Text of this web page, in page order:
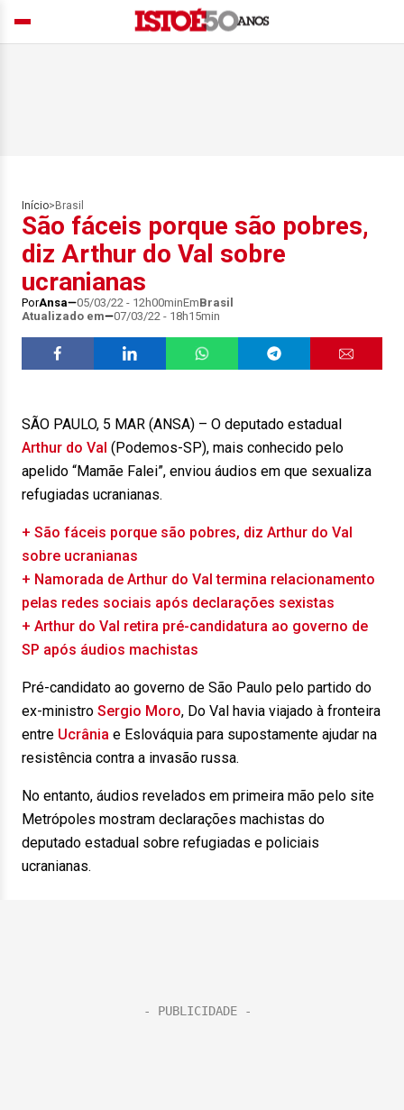
Início> Brasil
São fáceis porque são pobres,
diz Arthur do Val sobre
ucranianas
PorAnsa 05/03/22 - 12h00minEmBrasil
Atualizado em
07/03/22 - 18h15min
SÃO PAULO, 5 MAR (ANSA) – O deputado estadual
Arthur do Val (Podemos-SP), mais conhecido pelo
apelido “Mamãe Falei”, enviou áudios em que sexualiza
refugiadas ucranianas.
+ São fáceis porque são pobres, diz Arthur do Val
sobre ucranianas
+ Namorada de Arthur do Val termina relacionamento
pelas redes sociais após declarações sexistas
+ Arthur do Val retira pré-candidatura ao governo de
SP após áudios machistas
Pré-candidato ao governo de São Paulo pelo partido do
ex-ministro Sergio Moro, Do Val havia viajado à fronteira
entre Ucrânia e Eslováquia para supostamente ajudar na
resistência contra a invasão russa.
No entanto, áudios revelados em primeira mão pelo site
Metrópoles mostram declarações machistas do
deputado estadual sobre refugiadas e policiais
ucranianas.